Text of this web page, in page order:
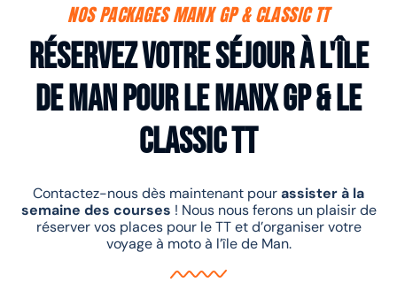
NOS PACKAGES MANX GP & CLASSIC TT
Réservez votre séjour à l'île
de Man pour le Manx GP & le
Classic TT
Contactez-nous dès maintenant pourassister à la
semaine des courses ! Nous nous ferons un plaisir de
réserver vos places pour le TT et d’organiser votre
voyage à moto à l’île de Man.